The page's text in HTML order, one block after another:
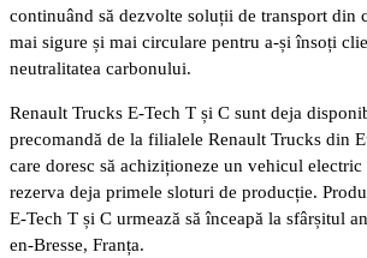
continuând să dezvolte soluții de transport din
mai sigure și mai circulare pentru a-și însoți
neutralitatea carbonului.
Renault Trucks E-Tech T și C sunt deja
precomandă de la filialele Renault Trucks din
care doresc să achiziționeze un vehicul
rezerva deja primele sloturi de producție.
E-Tech T și C urmează să înceapă la sfârșitul
en-Bresse, Franța.